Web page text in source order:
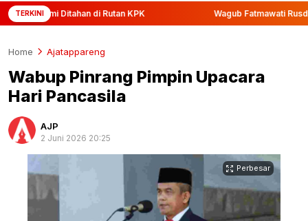
TERKINI
di Rutan KPK Wagub Fatmawati Rusdi Lepas
Home Ajatappareng
Wabup Pinrang Pimpin Upacara
Hari Pancasila
AJP
2 Juni 2026 20:25
Perbesar